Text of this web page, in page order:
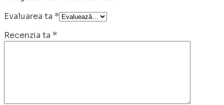
Evaluarea ta *
Recenzia ta *